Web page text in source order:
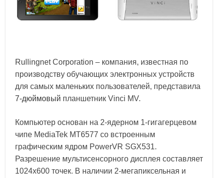
Rullingnet Corporation – компания, известная по
производству обучающих электронных устройств
для самых маленьких пользователей, представила
7-дюймовый планшетник Vinci MV.
Компьютер основан на 2-ядерном 1-гигагерцевом
чипе MediaTek MT6577 со встроенным
графическим ядром PowerVR SGX531.
Разрешение мультисенсорного дисплея составляет
1024x600 точек. В наличии 2-мегапиксельная и